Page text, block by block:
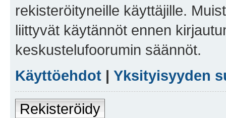
rekisteröityneille käyttäjille.
liittyvät käytännöt ennen
keskustelufoorumin säännöt.
Käyttöehdot | Yksityisyyden
Rekisteröidy